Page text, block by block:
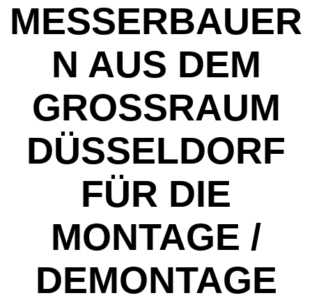
MESSERBAUER
N AUS DEM
GROSSRAUM D
ÜSSELDORF F
ÜR DIE M
ONTAGE / D
EMONTAGE E